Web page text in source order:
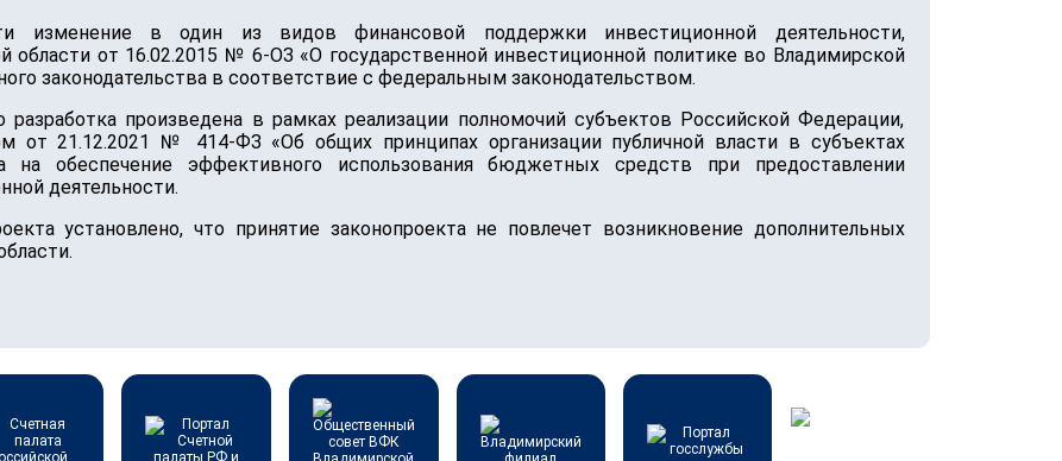
изменение в один из видов финансовой поддержки инвестиционной деятельности,
области от 16.02.2015 № 6-ОЗ «О государственной инвестиционной политике во Владимирской
законодательства в соответствие с федеральным законодательством.
разработка произведена в рамках реализации полномочий субъектов Российской Федерации,
от 21.12.2021 № 414-ФЗ «Об общих принципах организации публичной власти в субъектах
на обеспечение эффективного использования бюджетных средств при предоставлении
деятельности.
установлено, что принятие законопроекта не повлечет возникновение дополнительных